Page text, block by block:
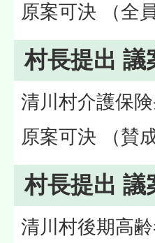
原案可決 （全
村長提出 議
清川村介護保
原案可決 （賛
村長提出 議
清川村後期高